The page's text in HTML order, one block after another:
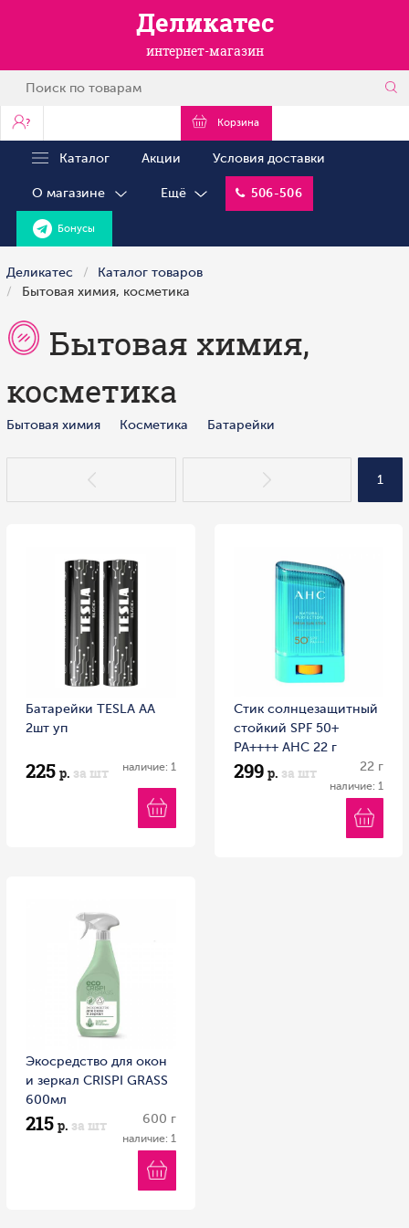
Деликатес
интернет-магазин
? Корзина
Каталог Акции Условия доставки
О магазине Ещё 506-506
Бонусы
Деликатес
Каталог товаров
Бытовая химия, косметика
Бытовая химия,
косметика
Бытовая химия Косметика Батарейки
1
Батарейки TESLA AA
2шт уп
225 р. за шт наличие: 1
Стик солнцезащитный
стойкий SPF 50+
PA++++ AHC 22 г
299 р. за шт 22 г
наличие: 1
Экосредство для окон
и зеркал CRISPI GRASS
600мл
215 р. за шт 600 г
наличие: 1